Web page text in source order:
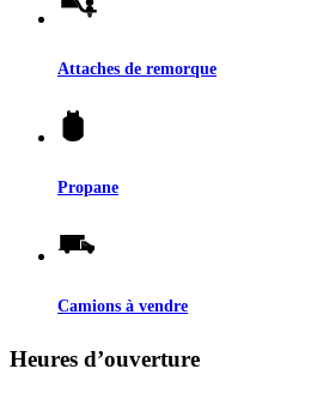
Attaches de remorque
Propane
Camions à vendre
Heures d’ouverture